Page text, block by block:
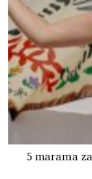
5 marama